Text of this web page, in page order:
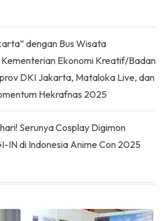
dengan Bus Wisata
Ekonomi Kreatif/Badan
DKI Jakarta, Mataloka Live, dan
Hekrafnas 2025
Serunya Cosplay Digimon
IN di Indonesia Anime Con 2025